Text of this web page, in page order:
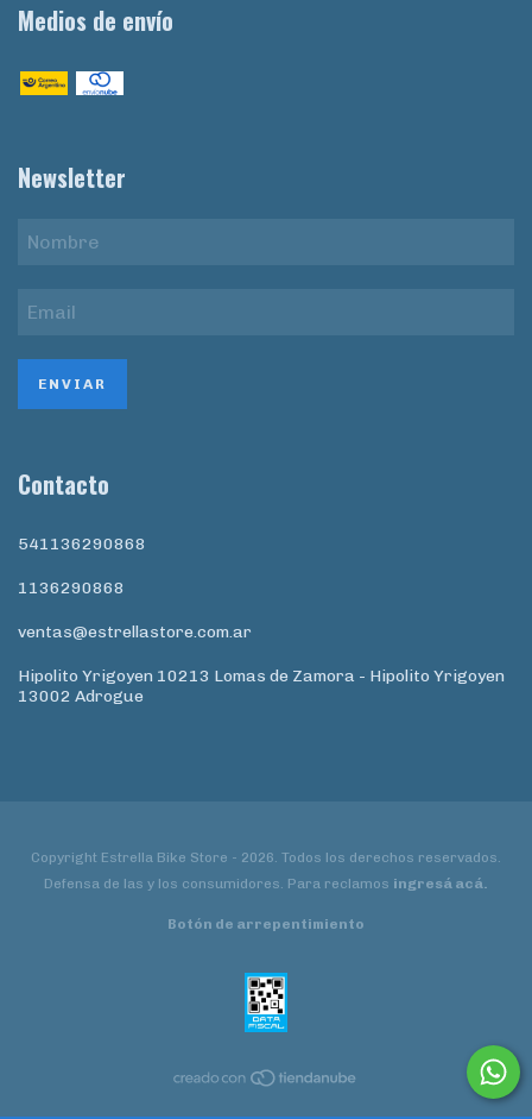
Medios de envío
Newsletter
Contacto
541136290868
1136290868
ventas@estrellastore.com.ar
Hipolito Yrigoyen 10213 Lomas de Zamora - Hipolito Yrigoyen
13002 Adrogue
Copyright Estrella Bike Store - 2026. Todos los derechos reservados.
Defensa de las y los consumidores. Para reclamos ingresá acá.
Botón de arrepentimiento